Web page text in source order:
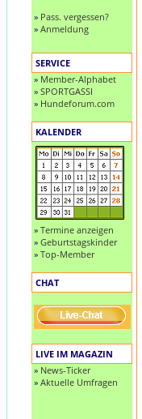
» Pass. vergessen?
» Anmeldung
SERVICE
» Member-Alphabet
» SPORTGASSI
» Hundeforum.com
KALENDER
» Termine anzeigen
» Geburtstagskinder
» Top-Member
CHAT
LIVE IM MAGAZIN
» News-Ticker
» Aktuelle Umfragen